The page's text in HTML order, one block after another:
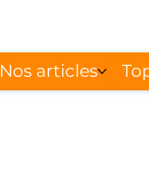
Nos articles